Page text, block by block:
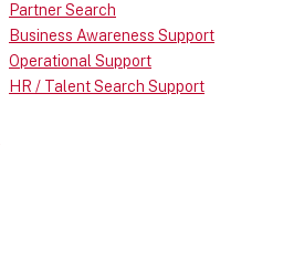
Partner Search
Business Awareness Support
Operational Support
HR / Talent Search Support